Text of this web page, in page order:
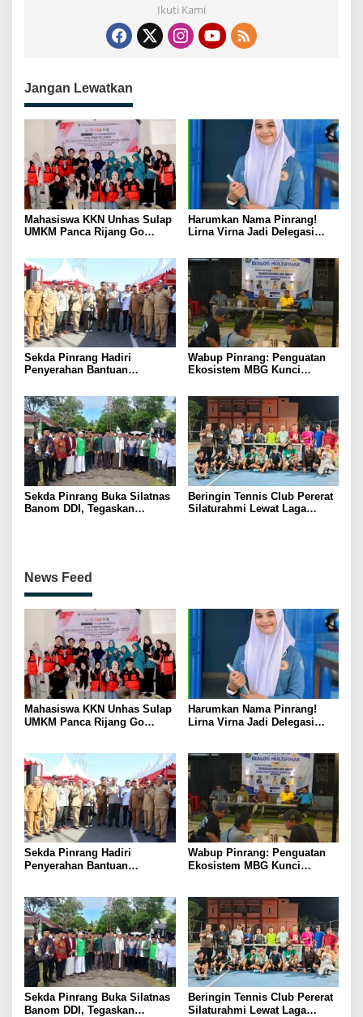
Ikuti Kami
Jangan Lewatkan
Mahasiswa KKN Unhas Sulap
UMKM Panca Rijang Go
Antusias Ikuti Pelatihan
Harumkan Nama Pinrang!
Lirna Virna Jadi Delegasi
Indonesia 2026
Sekda Pinrang Hadiri
Penyerahan Bantuan
Dukung Swasembada Pangan
Wabup Pinrang: Penguatan
Ekosistem MBG Kunci
Kerakyatan
Sekda Pinrang Buka Silatnas
Banom DDI, Tegaskan
Beringin Tennis Club Pererat
Silaturahmi Lewat Laga
News Feed
Mahasiswa KKN Unhas Sulap
UMKM Panca Rijang Go
Harumkan Nama Pinrang!
Lirna Virna Jadi Delegasi
Sekda Pinrang Hadiri
Penyerahan Bantuan
Wabup Pinrang: Penguatan
Ekosistem MBG Kunci
Sekda Pinrang Buka Silatnas
Banom DDI, Tegaskan
Beringin Tennis Club Pererat
Silaturahmi Lewat Laga